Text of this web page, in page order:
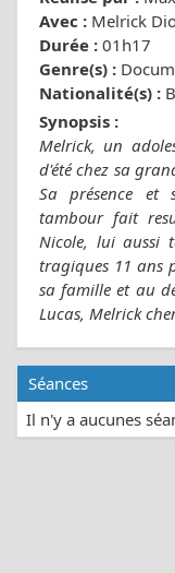
Avec : Melrick
Durée : 01h17
Genre(s) :
Nationalité(s) :
Synopsis :
Melrick, un
d'été chez sa
Sa présence et
tambour fait
Nicole, lui aussi
tragiques 11 ans
sa famille et au
Lucas, Melrick
Séances
Il n'y a aucunes